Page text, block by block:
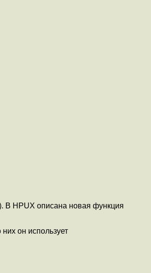
В HPUX описана новая функция
он использует